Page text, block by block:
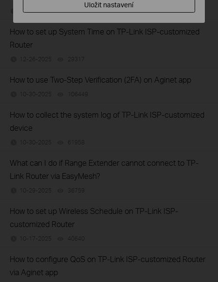
12-26-2025 50182views
How to set up System Time on TP-Link ISP-customized
Router
12-26-2025 29317
How to use Two-Step Verification (2FA) on Aginet app
10-30-2025 106449
How to collect the system log of TP-Link ISP-customized
device
10-30-2025 61958
What can I do if Range Extender cannot connect to TP-
Link Router via EasyMesh?
10-29-2025 36759
How to set up Wireless Schedule on TP-Link ISP-
customized Router
10-17-2025 40640
How to configure QoS on TP-Link ISP-customized Router
via Aginet app
Uložit nastavení